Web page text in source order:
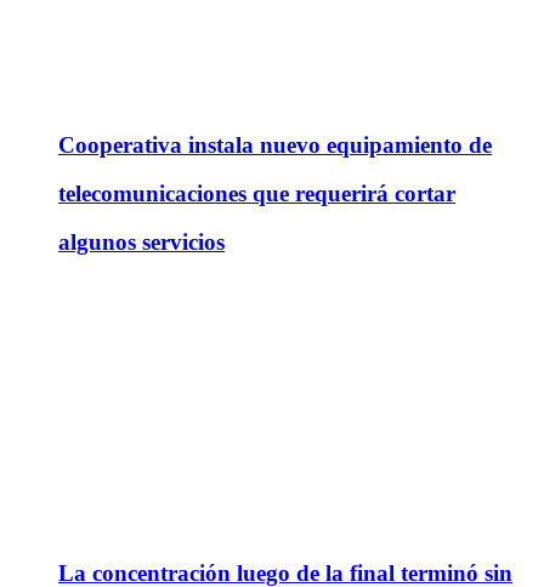
Cooperativa instala nuevo equipamiento de
telecomunicaciones que requerirá cortar
algunos servicios
La concentración luego de la final terminó sin